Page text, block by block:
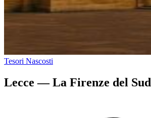
Tesori Nascosti
Lecce — La Firenze del Sud